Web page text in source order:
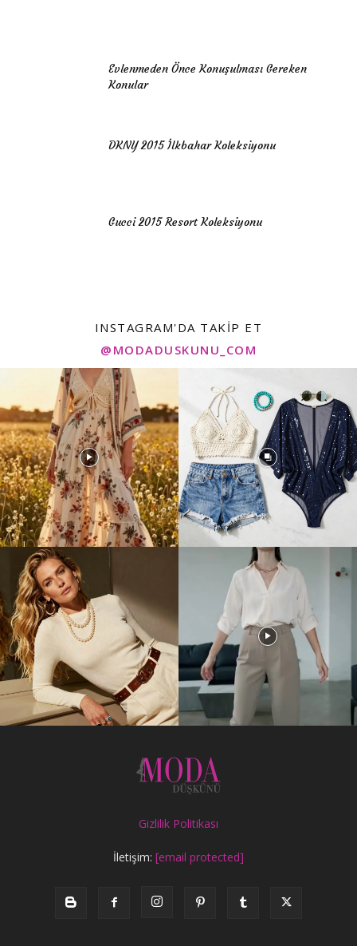
Evlenmeden Önce Konuşulması Gereken
Konular
DKNY 2015 İlkbahar Koleksiyonu
Gucci 2015 Resort Koleksiyonu
INSTAGRAM'DA TAKIP ET
@MODADUSKUNU_COM
Gizlilik Politikası
İletişim: [email protected]